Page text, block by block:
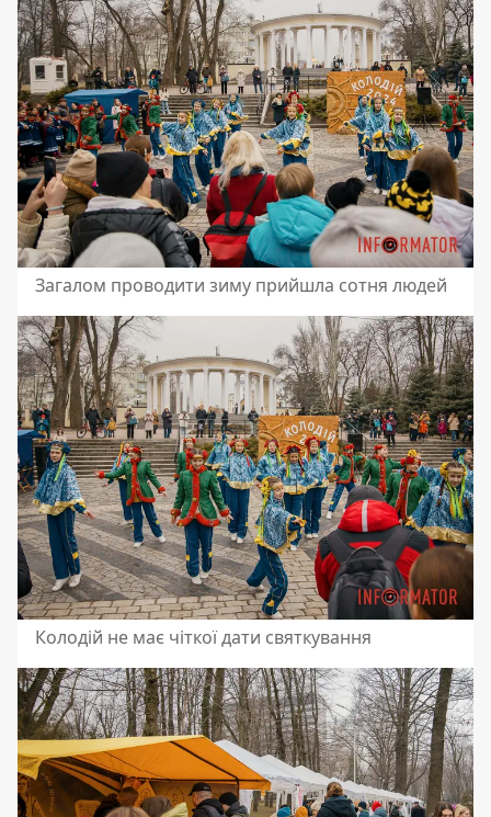
Загалом проводити зиму прийшла сотня людей
Колодій не має чіткої дати святкування